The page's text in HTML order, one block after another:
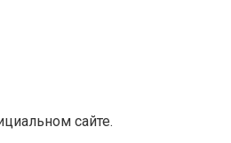
сайте.